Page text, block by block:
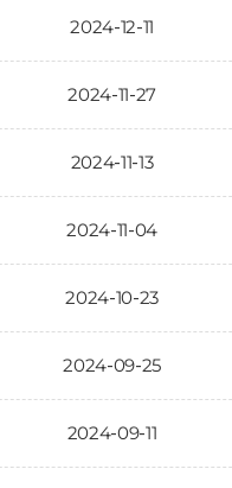
2024-12-11
2024-11-27
2024-11-13
2024-11-04
2024-10-23
2024-09-25
2024-09-11